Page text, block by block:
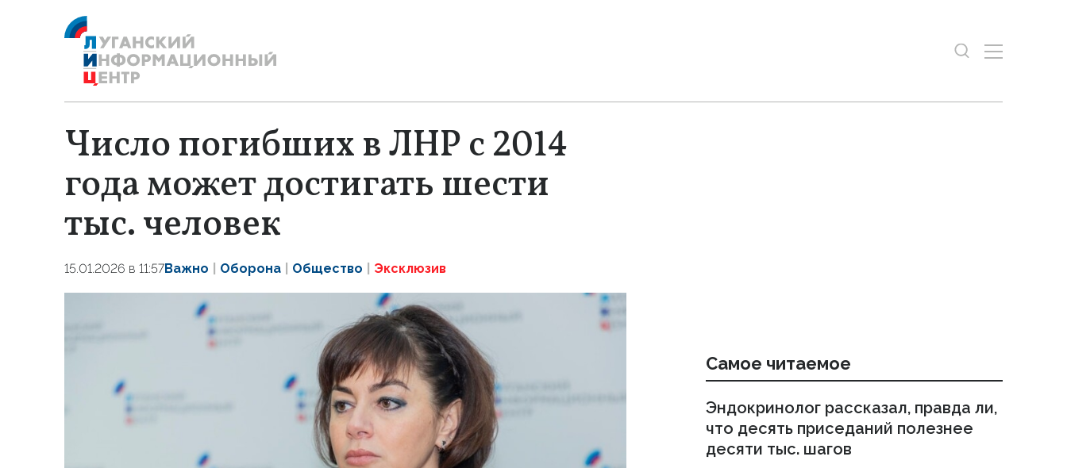
Число погибших в ЛНР с 2014
года может достигать шести
тыс. человек
15.01.2026 в 11:57Важно Оборона Общество Эксклюзив
Самое читаемое
Эндокринолог рассказал, правда ли,
что десять приседаний полезнее
десяти тыс. шагов